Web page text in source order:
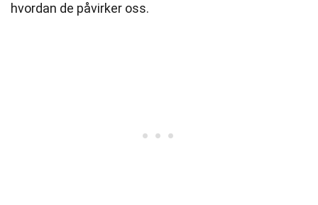
hvordan de påvirker oss.